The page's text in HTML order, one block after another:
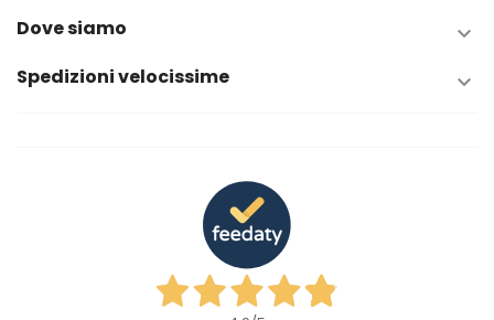
Dove siamo 
Spedizioni velocissime 